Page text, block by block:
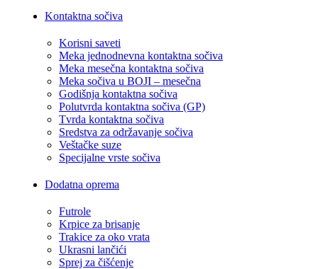
Kontaktna sočiva
Korisni saveti
Meka jednodnevna kontaktna sočiva
Meka mesečna kontaktna sočiva
Meka sočiva u BOJI – mesečna
Godišnja kontaktna sočiva
Polutvrda kontaktna sočiva (GP)
Tvrda kontaktna sočiva
Sredstva za održavanje sočiva
Veštačke suze
Specijalne vrste sočiva
Dodatna oprema
Futrole
Krpice za brisanje
Trakice za oko vrata
Ukrasni lančići
Sprej za čišćenje